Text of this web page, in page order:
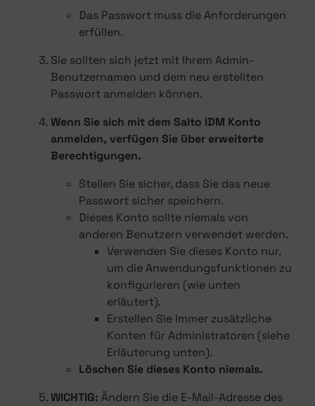
Das Passwort muss die Anforderungen
erfüllen.
Sie sollten sich jetzt mit Ihrem Admin-
Benutzernamen und dem neu erstellten
Passwort anmelden können.
Wenn Sie sich mit dem Salto IDM Konto
anmelden, verfügen Sie über erweiterte
Berechtigungen.
Stellen Sie sicher, dass Sie das neue
Passwort sicher speichern.
Dieses Konto sollte niemals von
anderen Benutzern verwendet werden.
Verwenden Sie dieses Konto nur,
um die Anwendungsfunktionen zu
konfigurieren (wie unten
erläutert).
Erstellen Sie immer zusätzliche
Konten für Administratoren (siehe
Erläuterung unten).
Löschen Sie dieses Konto niemals.
WICHTIG: Ändern Sie die E-Mail-Adresse des